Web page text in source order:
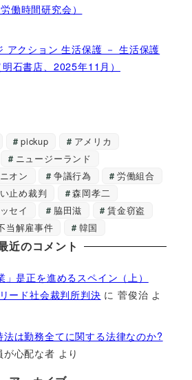
働時間研究会）
アクション 生活保護 － 生活保護
石書店、2025年11月）
pickup
アメリカ
ニュージーランド
オン
争議行為
労働組合
止め裁判
森岡孝二
セイ
脇田滋
賃金窃盗
当解雇事件 韓国
近のコメント
是正を進めるスペイン（上）
ード社会裁判所判決 に菅俊治 よ
は勤務全てに関する法律なのか?
が心配な者 より